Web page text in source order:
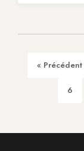
« Précédent
6